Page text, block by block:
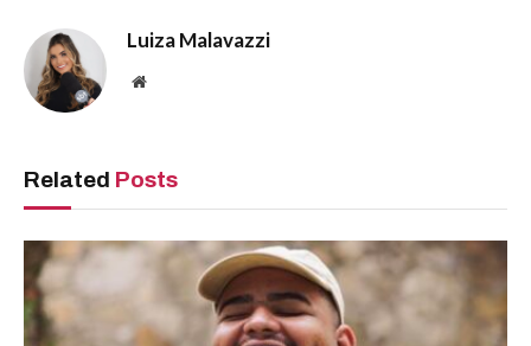
Luiza Malavazzi
Website
Related Posts